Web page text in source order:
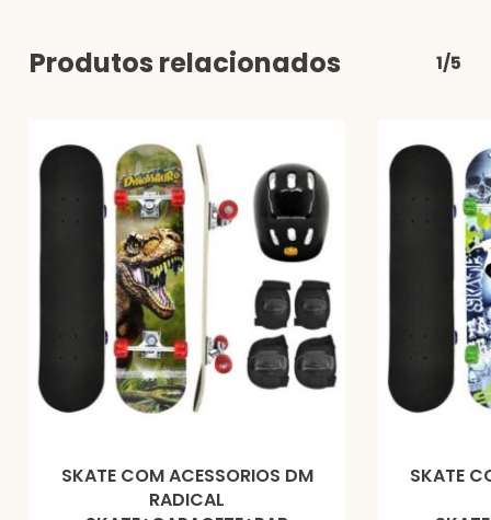
Produtos relacionados 1/5
SKATE COM ACESSORIOS DM
RADICAL
SKATE